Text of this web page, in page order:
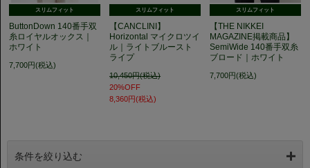
スリムフィット
ButtonDown 140番手双
糸ロイヤルオックス｜
ホワイト
7,700円(税込)
スリムフィット
【CANCLINI】
Horizontal マイクロツイ
ル｜ライトブルースト
ライプ
10,450円(税込)
20%OFF
8,360円(税込)
スリムフィット
【THE NIKKEI
MAGAZINE掲載商品】
SemiWide 140番手双糸
ブロード｜ホワイト
7,700円(税込)
条件を絞り込む